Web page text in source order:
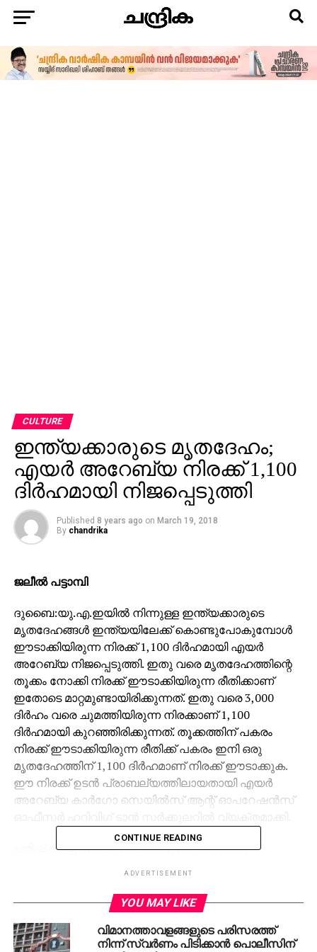
CULTURE
ഇന്ത്യക്കാരുടെ മൃതദേഹം;
എയര്‍ അറേബ്യ നിരക്ക് 1,100
ദിര്‍ഹമായി നിജപ്പെടുത്തി
Published 8 years ago on March 19, 2018
By chandrika
ജലീല്‍ പട്ടാമ്പി
ദുബൈ:യു.എ.ഇയില്‍ നിന്നുള്ള ഇന്ത്യക്കാരുടെ
മൃതദേഹങ്ങള്‍ ഇന്ത്യയിലേക്ക് കൊണ്ടുപോകുമ്പോള്‍
ഈടാക്കിയിരുന്ന നിരക്ക് 1,100 ദിര്‍ഹമായി എയര്‍
അറേബ്യ നിജപ്പെടുത്തി. ഇതു വരെ മൃതദേഹത്തിന്റെ
തൂക്കം നോക്കി നിരക്ക് ഈടാക്കിയിരുന്ന രീതിക്കാണ്
ഇതോടെ മാറ്റമുണ്ടായിരിക്കുന്നത്. ഇതു വരെ 3,000
ദിര്‍ഹം വരെ ചുമത്തിയിരുന്ന നിരക്കാണ് 1,100
ദിര്‍ഹമായി കുറഞ്ഞിരിക്കുന്നത്. തൂക്കത്തിന് പകരം
നിരക്ക് ഈടാക്കിയിരുന്ന രീതിക്ക് പകരം ഇനി ഒരു
മൃതദേഹത്തിന് 1,100 ദിര്‍ഹമാണ് നിരക്ക് ഈടാക്കുക.
ഈ നിരക്ക് ഉടന്‍ പ്രാബല്യത്തിലായതായി എയര്‍
അറേബ്യ കാര്‍ഗോ സെയില്‍സ് ആന്റ് ഓപറേഷന്‍സ്
പരിഷ്‌കരിച്ച നിരക്ക് പ്രകാരം 1,100 ദിര്‍ഹമിന്
നിരക്കനുസരിച്ചാണ് ഇന്നലെ ഹൈദരാബാദിലേക്കും
ചെന്നൈയിലേക്കും മൃതദേഹങ്ങള്‍ അയച്ചതെന്ന് നിരക്ക്
കുറക്കുന്നതിന് വേണ്ടിയുള്ള അശ്രാന്ത
CONTINUE READING
ADVERTISEMENT
YOU MAY LIKE
വിമാനത്താവളങ്ങളുടെ പരിസരത്ത്
നിന്ന് സ്വര്‍ണം പിടിക്കാന്‍ പൊലീസിന്